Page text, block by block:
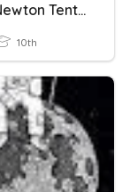
Hukum Newton Tentang Gravitasi
10th